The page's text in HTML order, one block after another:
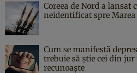
Coreea de Nord a
neidentificat spre Marea
Cum se manifestă
trebuie să știe cei din jur
recunoaște